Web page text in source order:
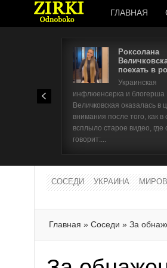
ГЛАВНАЯ
Роксолана
поехать в
Украинская
инфлюенсерка и блогерша
Величковская оказалась в
внимания после того, как в
всплыло старое видео, где
говорит:...
СОСЕДИ УКРАИНА
Главная » Соседи » За